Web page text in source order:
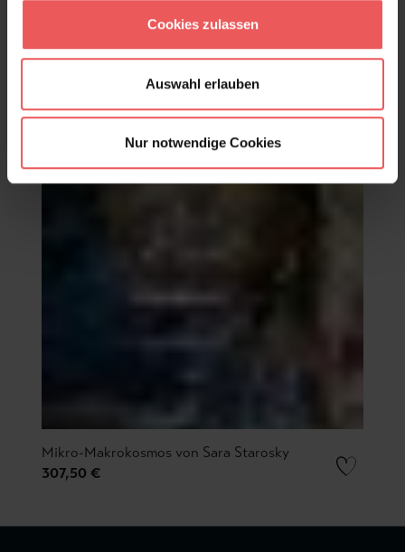
Cookies zulassen
Auswahl erlauben
Nur notwendige Cookies
Mikro-Makrokosmos von Sara Starosky
307,50 €